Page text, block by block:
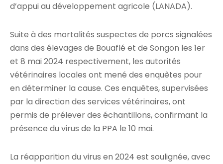
d’appui au développement agricole (LANADA).
Suite à des mortalités suspectes de porcs signalées
dans des élevages de Bouaflé et de Songon les 1er
et 8 mai 2024 respectivement, les autorités
vétérinaires locales ont mené des enquêtes pour
en déterminer la cause. Ces enquêtes, supervisées
par la direction des services vétérinaires, ont
permis de prélever des échantillons, confirmant la
présence du virus de la PPA le 10 mai.
La réapparition du virus en 2024 est soulignée, avec